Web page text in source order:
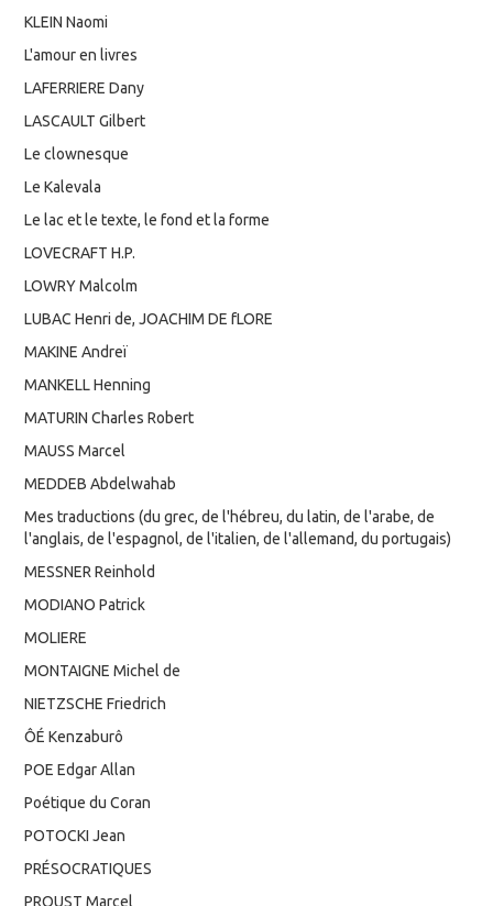
KLEIN Naomi
L'amour en livres
LAFERRIERE Dany
LASCAULT Gilbert
Le clownesque
Le Kalevala
Le lac et le texte, le fond et la forme
LOVECRAFT H.P.
LOWRY Malcolm
LUBAC Henri de, JOACHIM DE fLORE
MAKINE Andreï
MANKELL Henning
MATURIN Charles Robert
MAUSS Marcel
MEDDEB Abdelwahab
Mes traductions (du grec, de l'hébreu, du latin, de l'arabe, de
l'anglais, de l'espagnol, de l'italien, de l'allemand, du portugais)
MESSNER Reinhold
MODIANO Patrick
MOLIERE
MONTAIGNE Michel de
NIETZSCHE Friedrich
ÔÉ Kenzaburô
POE Edgar Allan
Poétique du Coran
POTOCKI Jean
PRÉSOCRATIQUES
PROUST Marcel